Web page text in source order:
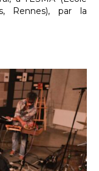
Rennes), par la